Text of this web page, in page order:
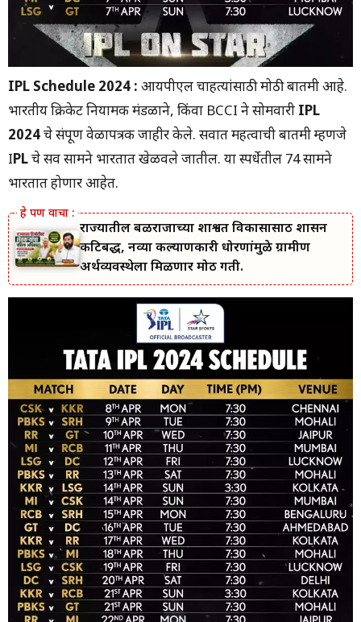
IPL Schedule 2024 : आयपीएल चाहत्यांसाठी मोठी बातमी आहे.
भारतीय क्रिकेट नियामक मंडळाने, किंवा BCCI ने सोमवारी IPL
2024चे संपूर्ण वेळापत्रक जाहीर केले. सर्वात महत्वाची बातमी म्हणजे
IPLचे सर्व सामने भारतात खेळवले जातील. या स्पर्धेतील 74 सामने
भारतात होणार आहेत.
राज्यातील बळीराजाच्या शाश्वत विकासासाठी शासन
कटिबद्ध, नव्या कल्याणकारी धोरणांमुळे ग्रामीण
अर्थव्यवस्थेला मिळणार मोठी गती.